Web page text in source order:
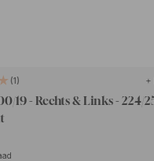
1 +
19 - Rechts & Links - 224/